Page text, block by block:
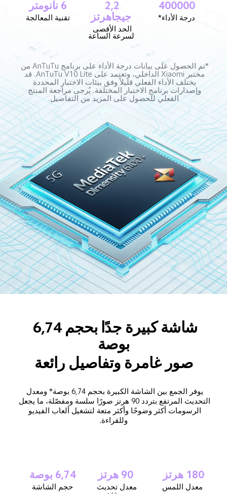
6 نانومتر
تقنية المعالجة
جيجاهرتز
الحد الأقصى
لسرعة الساعة
400000
درجة الأداء*
*تم الحصول على بيانات درجة الأداء على برنامج AnTuTu من
مختبر Xiaomi الداخلي، وتعتمد على AnTuTu V10 Lite. قد
يختلف الأداء الفعلي قليلاً وفق بيئات الاختبار المحددة
وإصدارات برنامج الاختبار المختلفة. يُرجى مراجعة المنتج
الفعلي للحصول على المزيد من التفاصيل.
بوصة
صور غامرة وتفاصيل رائعة
يوفر الجمع بين الشاشة الكبيرة بحجم 6,74 بوصة* ومعدل
التحديث المرتفع بتردد 90 هرتز صورًا سلسة ومفصّلة، ​​ما يجعل
الرسومات أكثر وضوحًا وأكثر متعة لتشغيل ألعاب الفيديو
وللقراءة.
6,74 بوصة
حجم الشاشة
90 هرتز
معدل تحديث
180 هرتز
معدل اللمس